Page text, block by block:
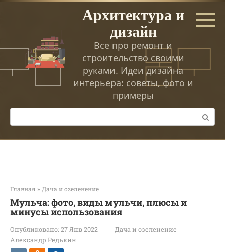
Перейти
Архитектура и
дизайн
Все про ремонт и
строительство своими
руками. Идеи дизайна
интерьера: советы, фото и
примеры
Поиск:
Главная » Дача и озеленение
Мульча: фото, виды мульчи, плюсы и
минусы использования
Опубликовано: 27 Янв 2022
Дача и озеленение
Александр Редькин